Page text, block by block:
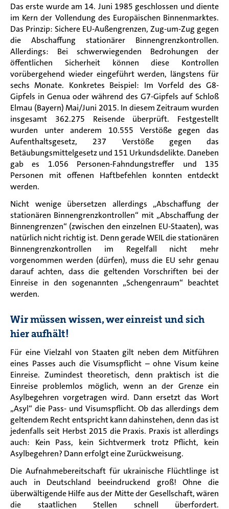
Das erste wurde am 14. Juni 1985 geschlossen und diente
im Kern der Vollendung des Europäischen Binnenmarktes.
Das Prinzip: Sichere EU-Außengrenzen, Zug-um-Zug gegen
die Abschaffung stationärer Binnengrenzkontrollen.
Allerdings: Bei schwerwiegenden Bedrohungen der
öffentlichen Sicherheit können diese Kontrollen
vorübergehend wieder eingeführt werden, längstens für
sechs Monate. Konkretes Beispiel: Im Vorfeld des G8-
Gipfels in Genua oder während des G7-Gipfels auf Schloß
Elmau (Bayern) Mai/Juni 2015. In diesem Zeitraum wurden
insgesamt 362.275 Reisende überprüft. Festgestellt
wurden unter anderem 10.555 Verstöße gegen das
Aufenthaltsgesetz, 237 Verstöße gegen das
Betäubungsmittelgesetz und 151 Urkundsdelikte. Daneben
gab es 1.056 Personen-Fahndungstreffer und 135
Personen mit offenen Haftbefehlen konnten entdeckt
werden.
Nicht wenige übersetzen allerdings „Abschaffung der
stationären Binnengrenzkontrollen“ mit „Abschaffung der
Binnengrenzen“ (zwischen den einzelnen EU-Staaten), was
natürlich nicht richtig ist. Denn gerade WEIL die stationären
Binnengrenzkontrollen im Regelfall nicht mehr
vorgenommen werden (dürfen), muss die EU sehr genau
darauf achten, dass die geltenden Vorschriften bei der
Einreise in den sogenannten „Schengenraum“ beachtet
werden.
Wir müssen wissen, wer einreist und sich
hier aufhält!
Für eine Vielzahl von Staaten gilt neben dem Mitführen
eines Passes auch die Visumspflicht – ohne Visum keine
Einreise. Zumindest theoretisch, denn praktisch ist die
Einreise problemlos möglich, wenn an der Grenze ein
Asylbegehren vorgetragen wird. Dann ersetzt das Wort
„Asyl“ die Pass- und Visumspflicht. Ob das allerdings dem
geltendem Recht entspricht kann dahinstehen, denn das ist
jedenfalls seit Herbst 2015 die Praxis. Praxis ist allerdings
auch: Kein Pass, kein Sichtvermerk trotz Pflicht, kein
Asylbegehren? Dann erfolgt eine Zurückweisung.
Die Aufnahmebereitschaft für ukrainische Flüchtlinge ist
auch in Deutschland beeindruckend groß! Ohne die
überwältigende Hilfe aus der Mitte der Gesellschaft, wären
die staatlichen Stellen schnell überfordert.